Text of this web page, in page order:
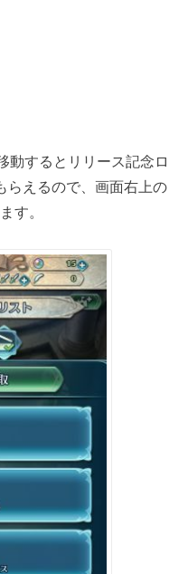
動するとリリース記念ロ
らえるので、画面右上の
す。